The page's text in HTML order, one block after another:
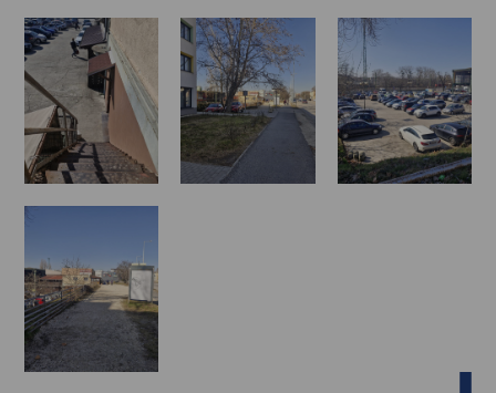
szempontjából. A terület intermodális
csomópontként funkcionál, az autóbusz- és
vasútállomás közelségének köszönhetően, így a piac
könnyen és biztonságosan megközelíthető minden
közlekedési móddal. A jelenlegi parkolási helyzet
kaotikus és rendezetlen, ezért a projekt keretében
töltőhelyet is. A gépjárművel érkezők a Jedlik Ányos
utca felől közelíthetik meg a piacot és a hozzá
tartozó parkolókat. A gyalogos és kerékpáros
forgalom főként a Konzum-vasútállomás, a Vértes
Center autóbusz-állomás és a városközpont felől
várható. A gyalogos megközelítés javítása érdekében